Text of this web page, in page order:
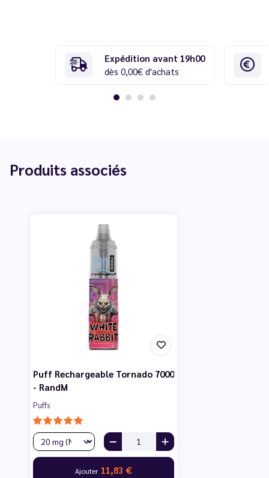
Expédition avant 19h00
dès 0,00€ d'achats
Produits associés
Puff Rechargeable Tornado 7000
- RandM
Puffs
Ajouter 11,83 €